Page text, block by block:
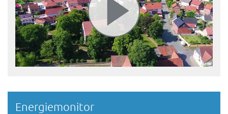
Energiemonitor